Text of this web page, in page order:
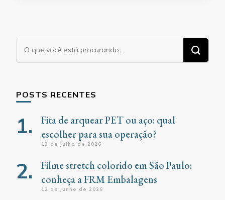
Procurando
algo?
POSTS RECENTES
Fita de arquear PET ou aço: qual
escolher para sua operação?
13 de julho de 2026
Filme stretch colorido em São Paulo:
conheça a FRM Embalagens
12 de junho de 2026